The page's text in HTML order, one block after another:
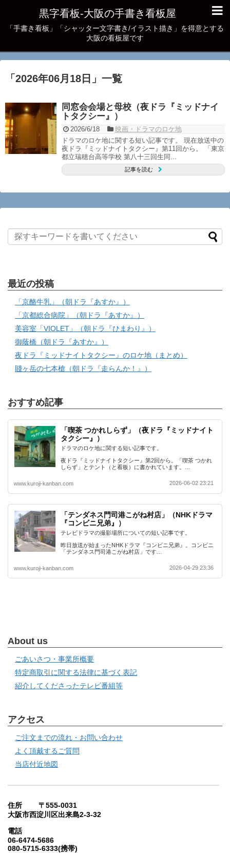
黒字看板‐大阪の手書き看板屋
「手書き看板」「シャッター文字書き/イラスト描き」を得意とする
大阪の看板屋です
「 2026年06月18日 」 一覧
同窓会会場と母校（夜ドラ『ミッドナイ
トタクシー』）
2026/6/18
映画・ドラマのロケ地
ドラマのロケ地に関する短い記事です。 現在放送中の
夜ドラ『ミッドナイトタクシー』第11回から。 「東京
都立瑞穂台高等学校 第八十三回生同...
記事を読む
最近の投稿
「京酪牛乳」（朝ドラ『あすか』）
「京都総合病院」（朝ドラ『あすか』）
美容室「VIOLET」（朝ドラ『ひまわり』）
御蔭橋（朝ドラ『あすか』）
夜ドラ『ミッドナイトタクシー』のロケ地（まとめ）
賤ヶ岳の七本槍（朝ドラ『走らんか！』）
おすすめ記事
「喫茶 つかれしらず」（夜ドラ『ミッドナイト
タクシー』）
ドラマのロケ地に関する短い記事です。
夜ドラ『ミッドナイトタクシー』第2回から。「喫茶 つかれ
しらず」とテント（と看板）に書かれています。…
www.kuroji-kanban.com 2026-06-02 23:21
「テンダネス門司港こがね村店」（NHKドラマ
『コンビニ兄弟』）
テレビドラマの撮影場所についての短い記事です。
昨日放送が始まったNHKドラマ『コンビニ兄弟』。コンビニ
「テンダネス門司港こがね村店」です…
www.kuroji-kanban.com 2026-04-29 23:36
About us
ごあいさつ・事業所概要
特定商取引に関する法律に基づく表記
紹介してくださったテレビ番組等
アクセス
ご注文までの流れ・お問い合わせ
よく頂戴するご質問
当店付近地図
住所 〒555-0031
大阪市西淀川区出来島2-3-32
電話
06-6474-5686
080-5715-6333(携帯)